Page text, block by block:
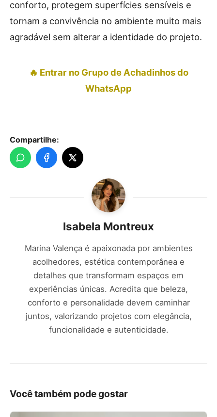
conforto, protegem superfícies sensíveis e
tornam a convivência no ambiente muito mais
agradável sem alterar a identidade do projeto.
🔥 Entrar no Grupo de Achadinhos do
WhatsApp
Compartilhe:
Isabela Montreux
Marina Valença é apaixonada por ambientes
acolhedores, estética contemporânea e
detalhes que transformam espaços em
experiências únicas. Acredita que beleza,
conforto e personalidade devem caminhar
juntos, valorizando projetos com elegância,
funcionalidade e autenticidade.
Você também pode gostar